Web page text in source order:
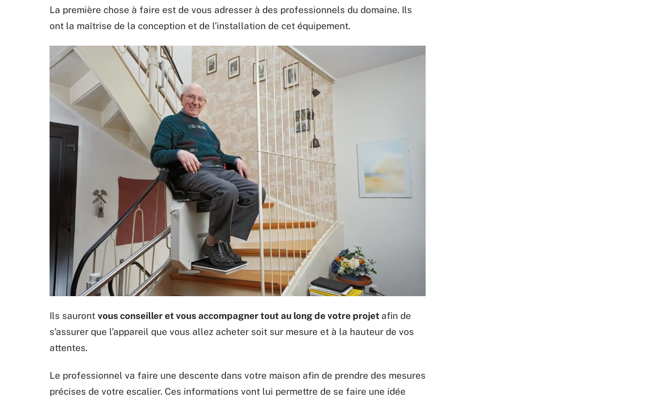
La première chose à faire est de vous adresser à des professionnels du domaine. Ils
ont la maîtrise de la conception et de l’installation de cet équipement.
Ils sauront vous conseiller et vous accompagner tout au long de votre projet afin de
s’assurer que l’appareil que vous allez acheter soit sur mesure et à la hauteur de vos
attentes.
Le professionnel va faire une descente dans votre maison afin de prendre des mesures
précises de votre escalier. Ces informations vont lui permettre de se faire une idée